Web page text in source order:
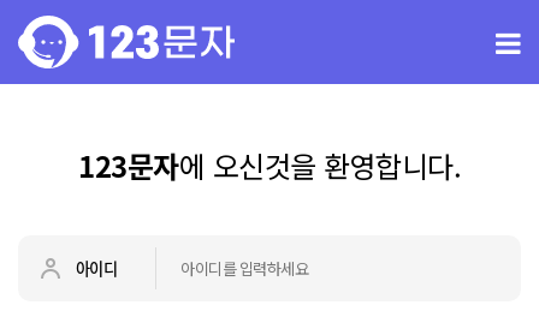
123문자에 오신것을 환영합니다.
아이디